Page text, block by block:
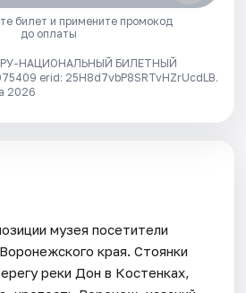
билет и примените промокод
до оплаты
НАЦИОНАЛЬНЫЙ БИЛЕТНЫЙ
erid: 25H8d7vbP8SRTvHZrUcdLB.
2026
музея посетители
края. Стоянки
реки Дон в Костенках,